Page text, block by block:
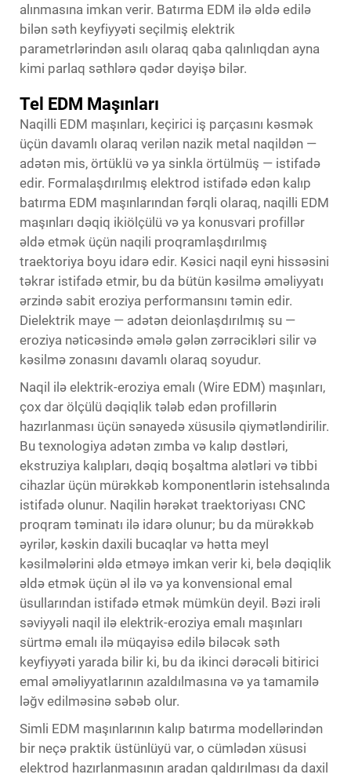
alınmasına imkan verir. Batırma EDM ilə əldə edilə
bilən səth keyfiyyəti seçilmiş elektrik
parametrlərindən asılı olaraq qaba qalınlıqdan ayna
kimi parlaq səthlərə qədər dəyişə bilər.
Tel EDM Maşınları
Naqilli EDM maşınları, keçirici iş parçasını kəsmək
üçün davamlı olaraq verilən nazik metal naqildən —
adətən mis, örtüklü və ya sinkla örtülmüş — istifadə
edir. Formalaşdırılmış elektrod istifadə edən kalıp
batırma EDM maşınlarından fərqli olaraq, naqilli EDM
maşınları dəqiq ikiölçülü və ya konusvari profillər
əldə etmək üçün naqili proqramlaşdırılmış
traektoriya boyu idarə edir. Kəsici naqil eyni hissəsini
təkrar istifadə etmir, bu da bütün kəsilmə əməliyyatı
ərzində sabit eroziya performansını təmin edir.
Dielektrik maye — adətən deionlaşdırılmış su —
eroziya nəticəsində əmələ gələn zərrəcikləri silir və
kəsilmə zonasını davamlı olaraq soyudur.
Naqil ilə elektrik-eroziya emalı (Wire EDM) maşınları,
çox dar ölçülü dəqiqlik tələb edən profillərin
hazırlanması üçün sənayedə xüsusilə qiymətləndirilir.
Bu texnologiya adətən zımba və kalıp dəstləri,
ekstruziya kalıpları, dəqiq boşaltma alətləri və tibbi
cihazlar üçün mürəkkəb komponentlərin istehsalında
istifadə olunur. Naqilin hərəkət traektoriyası CNC
proqram təminatı ilə idarə olunur; bu da mürəkkəb
əyrilər, kəskin daxili bucaqlar və hətta meyl
kəsilmələrini əldə etməyə imkan verir ki, belə dəqiqlik
əldə etmək üçün əl ilə və ya konvensional emal
üsullarından istifadə etmək mümkün deyil. Bəzi irəli
səviyyəli naqil ilə elektrik-eroziya emalı maşınları
sürtmə emalı ilə müqayisə edilə biləcək səth
keyfiyyəti yarada bilir ki, bu da ikinci dərəcəli bitirici
emal əməliyyatlarının azaldılmasına və ya tamamilə
ləğv edilməsinə səbəb olur.
Simli EDM maşınlarının kalıp batırma modellərindən
bir neçə praktik üstünlüyü var, o cümlədən xüsusi
elektrod hazırlanmasının aradan qaldırılması da daxil